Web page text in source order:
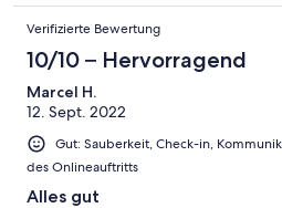
Verifizierte Bewertung
10/10 – Hervorragend
Marcel H.
12. Sept. 2022
Gut: Sauberkeit, Check-in,
des Onlineauftritts
Alles gut